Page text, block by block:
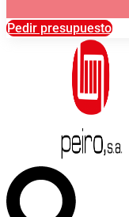
Pedir presupuesto